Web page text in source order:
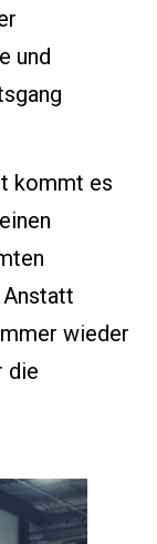
und
kommt es
wieder
die